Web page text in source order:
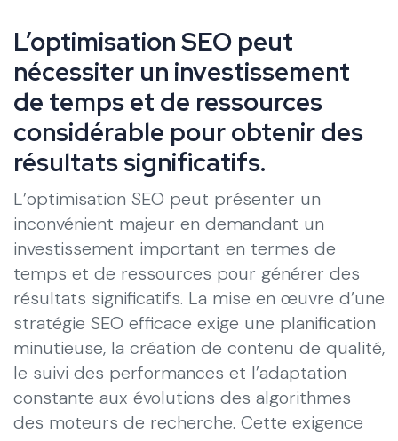
L’optimisation SEO peut
nécessiter un investissement
de temps et de ressources
considérable pour obtenir des
résultats significatifs.
L’optimisation SEO peut présenter un
inconvénient majeur en demandant un
investissement important en termes de
temps et de ressources pour générer des
résultats significatifs. La mise en œuvre d’une
stratégie SEO efficace exige une planification
minutieuse, la création de contenu de qualité,
le suivi des performances et l’adaptation
constante aux évolutions des algorithmes
des moteurs de recherche. Cette exigence